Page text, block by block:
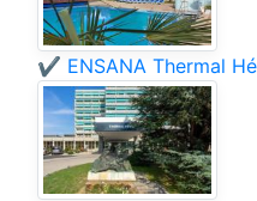
✔️ ENSANA Thermal